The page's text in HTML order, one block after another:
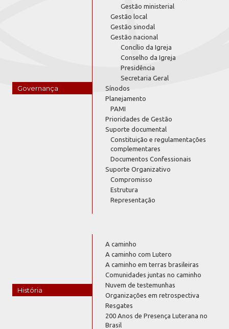
Governança
Gestão ministerial
Gestão local
Gestão sinodal
Gestão nacional
Concílio da Igreja
Conselho da Igreja
Presidência
Secretaria Geral
Sínodos
Planejamento
PAMI
Prioridades de Gestão
Suporte documental
Constituição e regulamentações
complementares
Documentos Confessionais
Suporte Organizativo
Compromisso
Estrutura
Representação
História
A caminho
A caminho com Lutero
A caminho em terras brasileiras
Comunidades juntas no caminho
Nuvem de testemunhas
Organizações em retrospectiva
Resgates
200 Anos de Presença Luterana no
Brasil